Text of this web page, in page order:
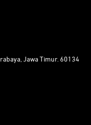
Jawa Timur. 60134